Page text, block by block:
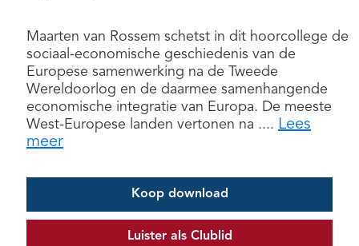
Maarten van Rossem schetst in dit hoorcollege de
sociaal-economische geschiedenis van de
Europese samenwerking na de Tweede
Wereldoorlog en de daarmee samenhangende
economische integratie van Europa. De meeste
West-Europese landen vertonen na .... Lees
meer
Koop download
Luister als Clublid